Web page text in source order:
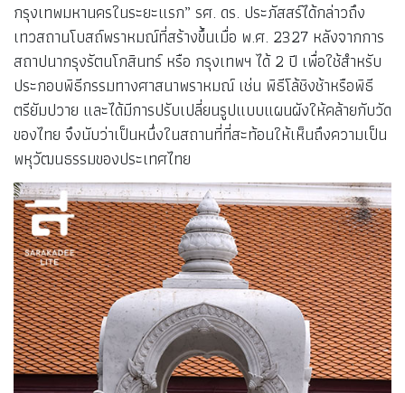
กรุงเทพมหานครในระยะแรก” รศ. ดร. ประภัสสร์ได้กล่าวถึง
เทวสถานโบสถ์พราหมณ์ที่สร้างขึ้นเมื่อ พ.ศ. 2327 หลังจากการ
สถาปนากรุงรัตนโกสินทร์ หรือ กรุงเทพฯ ได้ 2 ปี เพื่อใช้สำหรับ
ประกอบพิธีกรรมทางศาสนาพราหมณ์ เช่น พิธีโล้ชิงช้าหรือพิธี
ตรียัมปวาย และได้มีการปรับเปลี่ยนรูปแบบแผนผังให้คล้ายกับวัด
ของไทย จึงนับว่าเป็นหนึ่งในสถานที่ที่สะท้อนให้เห็นถึงความเป็น
พหุวัฒนธรรมของประเทศไทย